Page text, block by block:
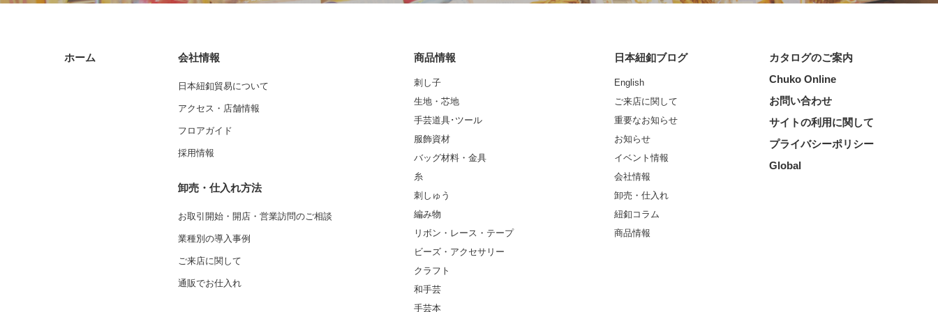
ホーム 会社情報
日本紐釦貿易について
アクセス・店舗情報
フロアガイド
採用情報
卸売・仕入れ方法
お取引開始・開店・営業訪問のご相談
業種別の導入事例
ご来店に関して
通販でお仕入れ
商品情報
刺し子
生地・芯地
手芸道具･ツール
服飾資材
バッグ材料・金具
糸
刺しゅう
編み物
リボン・レース・テープ
ビーズ・アクセサリー
クラフト
和手芸
手芸本
日本紐釦ブログ
English
ご来店に関して
重要なお知らせ
お知らせ
イベント情報
会社情報
卸売・仕入れ
紐釦コラム
商品情報
カタログのご案内
Chuko Online
お問い合わせ
サイトの利用に関して
プライバシーポリシー
Global